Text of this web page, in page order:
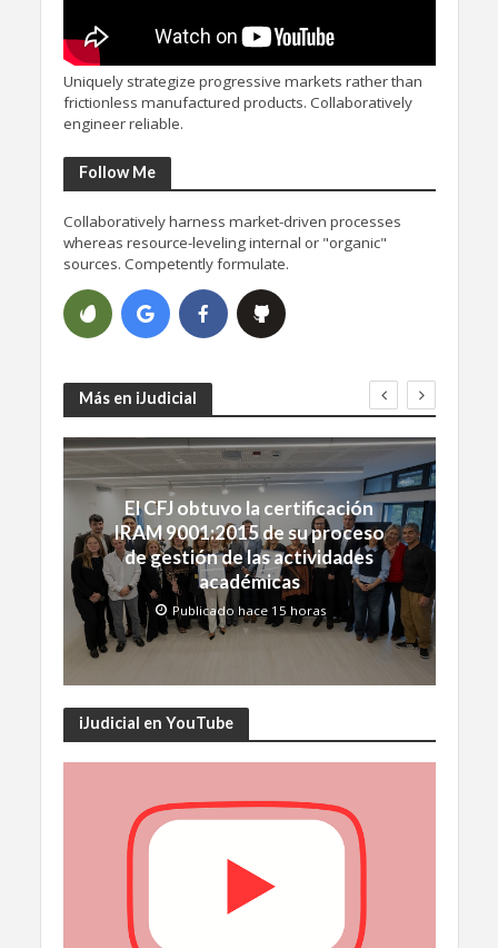
Uniquely strategize progressive markets rather than
frictionless manufactured products. Collaboratively
engineer reliable.
Follow Me
Collaboratively harness market-driven processes
whereas resource-leveling internal or "organic"
sources. Competently formulate.
Más en iJudicial
El CFJ obtuvo la certificación
IRAM 9001:2015 de su proceso
de gestión de las actividades
académicas
Publicado hace 15 horas
iJudicial en YouTube